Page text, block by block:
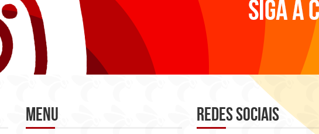
Menu Redes sociais